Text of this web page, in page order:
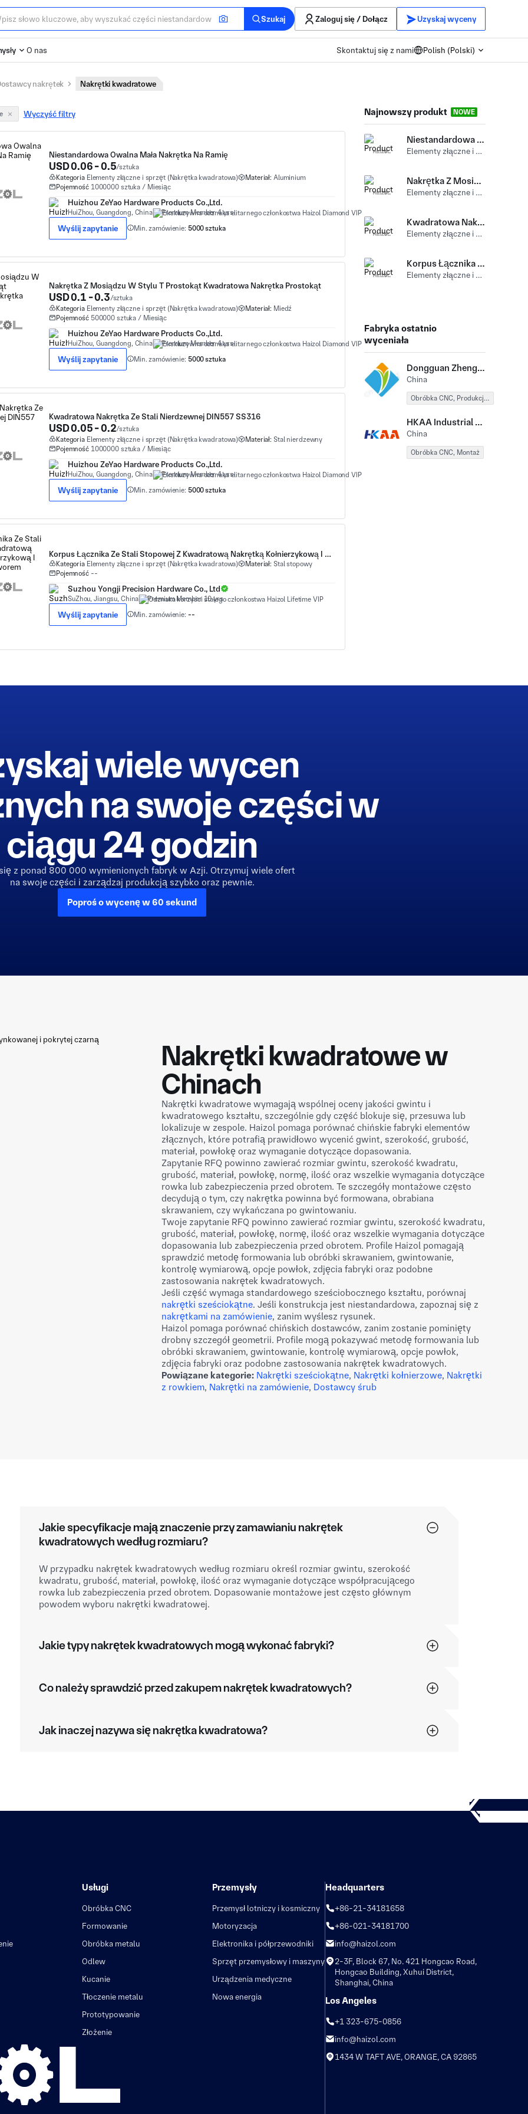
Szukaj Zaloguj się / Dołącz Uzyskaj wyceny
O nas Skontaktuj się z nami Polish (Polski)
nakrętek Nakrętki kwadratowe
Wyczyść filtry
Niestandardowa Owalna Mała Nakrętka Na Ramię
USD 0.06 - 0.5/sztuka
KategoriaElementy złączne i sprzęt (Nakrętka kwadratowa) Materiał: Aluminium
Pojemność1000000 sztuka / Miesiąc
Huizhou ZeYao Hardware Products Co.,Ltd.
HuiZhou, Guangdong, China Premium Member 4 yrs
Wyślij zapytanie Min. zamówienie: 5000 sztuka
Nakrętka Z Mosiądzu W Stylu T Prostokąt Kwadratowa Nakrętka Prostokąt
USD 0.1 - 0.3/sztuka
KategoriaElementy złączne i sprzęt (Nakrętka kwadratowa) Materiał: Miedź
Pojemność500000 sztuka / Miesiąc
Huizhou ZeYao Hardware Products Co.,Ltd.
HuiZhou, Guangdong, China Premium Member 4 yrs
Wyślij zapytanie Min. zamówienie: 5000 sztuka
Kwadratowa Nakrętka Ze Stali Nierdzewnej DIN557 SS316
USD 0.05 - 0.2/sztuka
KategoriaElementy złączne i sprzęt (Nakrętka kwadratowa) Materiał: Stal nierdzewny
Pojemność1000000 sztuka / Miesiąc
Huizhou ZeYao Hardware Products Co.,Ltd.
HuiZhou, Guangdong, China Premium Member 4 yrs
Wyślij zapytanie Min. zamówienie: 5000 sztuka
Korpus Łącznika Ze Stali Stopowej Z Kwadratową Nakrętką Kołnierzykową I Centralnym Otworem Przelotowym
KategoriaElementy złączne i sprzęt (Nakrętka kwadratowa) Materiał: Stal stopowy
Pojemność--
Suzhou Yongji Precision Hardware Co., Ltd
SuZhou, Jiangsu, China Premium Member 10 yrs
Wyślij zapytanie Min. zamówienie: --
Najnowszy produkt NOWE
Niestandardowa Owalna Mała Nakrętka Na Ramię
Elementy złączne i sprzęt (Nakrętka kwadratowa) Aluminium
Nakrętka Z Mosiądzu W Stylu T Prostokąt Kwadratowa Nakrętka Prostokąt
Elementy złączne i sprzęt (Nakrętka kwadratowa) Miedź
Kwadratowa Nakrętka Ze Stali Nierdzewnej DIN557 SS316
Elementy złączne i sprzęt (Nakrętka kwadratowa) Stal nierdzewny
Korpus Łącznika Ze Stali Stopowej Z Kwadratową Nakrętką Kołnierzykową I Centralnym Otworem Przelotowym
Elementy złączne i sprzęt (Nakrętka kwadratowa) Stal stopowy
Fabryka ostatnio
wyceniała
Dongguan Zhenghua Technology Co., Ltd.
China
Obróbka CNC, Produkcja blachy
HKAA Industrial Co., Limited
China
Obróbka CNC, Montaż
wiele wycen
na swoje części w
ciągu 24 godzin
się z ponad 800 000 wymienionych fabryk w Azji. Otrzymuj wiele ofert
na swoje części i zarządzaj produkcją szybko oraz pewnie.
Poproś o wycenę w 60 sekund
Nakrętki kwadratowe w
Chinach
Nakrętki kwadratowe wymagają wspólnej oceny jakości gwintu i
kwadratowego kształtu, szczególnie gdy część blokuje się, przesuwa lub
lokalizuje w zespole. Haizol pomaga porównać chińskie fabryki elementów
złącznych, które potrafią prawidłowo wycenić gwint, szerokość, grubość,
materiał, powłokę oraz wymaganie dotyczące dopasowania.
Zapytanie RFQ powinno zawierać rozmiar gwintu, szerokość kwadratu,
grubość, materiał, powłokę, normę, ilość oraz wszelkie wymagania dotyczące
rowka lub zabezpieczenia przed obrotem. Te szczegóły montażowe często
decydują o tym, czy nakrętka powinna być formowana, obrabiana
skrawaniem, czy wykańczana po gwintowaniu.
Twoje zapytanie RFQ powinno zawierać rozmiar gwintu, szerokość kwadratu,
grubość, materiał, powłokę, normę, ilość oraz wszelkie wymagania dotyczące
dopasowania lub zabezpieczenia przed obrotem. Profile Haizol pomagają
sprawdzić metodę formowania lub obróbki skrawaniem, gwintowanie,
kontrolę wymiarową, opcje powłok, zdjęcia fabryki oraz podobne
zastosowania nakrętek kwadratowych.
Jeśli część wymaga standardowego sześciobocznego kształtu, porównaj
nakrętki sześciokątne. Jeśli konstrukcja jest niestandardowa, zapoznaj się z
nakrętkami na zamówienie, zanim wyślesz rysunek.
Haizol pomaga porównać chińskich dostawców, zanim zostanie pominięty
drobny szczegół geometrii. Profile mogą pokazywać metodę formowania lub
obróbki skrawaniem, gwintowanie, kontrolę wymiarową, opcje powłok,
zdjęcia fabryki oraz podobne zastosowania nakrętek kwadratowych.
Powiązane kategorie: Nakrętki sześciokątne, Nakrętki kołnierzowe, Nakrętki
z rowkiem, Nakrętki na zamówienie, Dostawcy śrub
Jakie specyfikacje mają znaczenie przy zamawianiu nakrętek
kwadratowych według rozmiaru?
W przypadku nakrętek kwadratowych według rozmiaru określ rozmiar gwintu, szerokość
kwadratu, grubość, materiał, powłokę, ilość oraz wymaganie dotyczące współpracującego
rowka lub zabezpieczenia przed obrotem. Dopasowanie montażowe jest często głównym
powodem wyboru nakrętki kwadratowej.
Jakie typy nakrętek kwadratowych mogą wykonać fabryki?
Co należy sprawdzić przed zakupem nakrętek kwadratowych?
Jak inaczej nazywa się nakrętka kwadratowa?
Usługi
Obróbka CNC
Formowanie
Obróbka metalu
Odlew
Kucanie
Tłoczenie metalu
Prototypowanie
Złożenie
Przemysły
Przemysł lotniczy i kosmiczny
Motoryzacja
Elektronika i półprzewodniki
Sprzęt przemysłowy i maszyny
Urządzenia medyczne
Nowa energia
Headquarters
+86-21-34181658
+86-021-34181700
info@haizol.com
2-3F, Block 67, No. 421 Hongcao Road,
Hongcao Building, Xuhui District,
Shanghai, China
Los Angeles
+1 323-675-0856
info@haizol.com
1434 W TAFT AVE, ORANGE, CA 92865